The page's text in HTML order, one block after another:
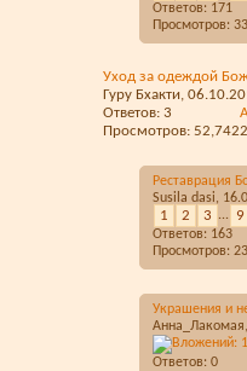
Ответов: 171
Просмотров:
Уход за одеждой
Гуру Бхакти,
Ответов: 3
Просмотров: 52,742
Реставрация
Susila dasi,
1 2 3 ... 9
Ответов: 163
Просмотров:
Украшения и
Анна_Лакомая
Ответов: 0